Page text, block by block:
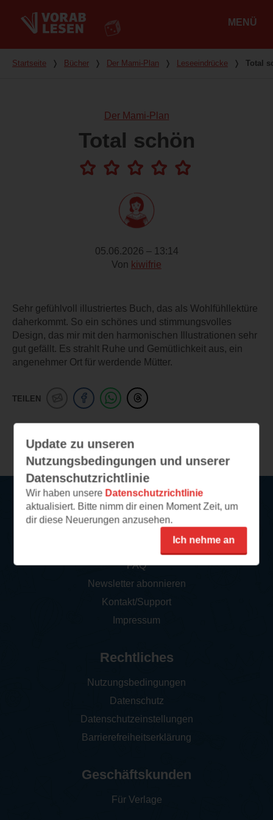
MENÜ
Du bist hier
Startseite ❭ Bücher ❭ Der Mami-Plan ❭ Leseeindrücke ❭ Total
Der Mami-Plan
Total schön
05.06.2026 – 13:14
Von kiwifrie
Sehr gefühlvoll illustriertes Buch, das als Wohlfühllektüre
daherkommt. So ein schönes und stimmungsvolles
Design, das mir mit den harmonischen Illustrationen sehr
gut gefällt. Es strahlt Ruhe und Gemütlichkeit aus, ein
angenehmer Ort für werdende Mütter.
TEILEN
Update zu unseren
Nutzungsbedingungen und unserer
Datenschutzrichtlinie
Wir haben unsere Datenschutzrichtlinie
aktualisiert. Bitte nimm dir einen Moment Zeit, um
dir diese Neuerungen anzusehen.
Ich nehme an
Service
FAQ
Newsletter abonnieren
Kontakt/Support
Impressum
Rechtliches
Nutzungsbedingungen
Datenschutz
Datenschutzeinstellungen
Barrierefreiheitserklärung
Geschäftskunden
Für Verlage